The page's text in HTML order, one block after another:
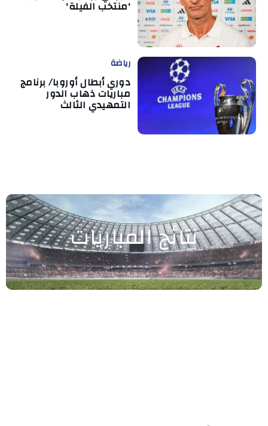
'منتخب الفيلة'
رياضة
دوري أبطال أوروبا/ برنامج
مباريات ذهاب الدور
التمهيدي الثالث
نتائج المباريات